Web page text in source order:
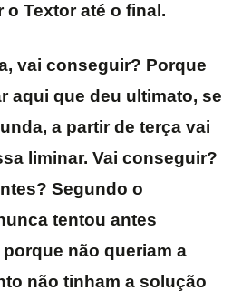
o Textor até o final.
vai conseguir? Porque
aqui que deu ultimato, se
a partir de terça vai
liminar. Vai conseguir?
Segundo o
tentou antes
não queriam a
não tinham a solução